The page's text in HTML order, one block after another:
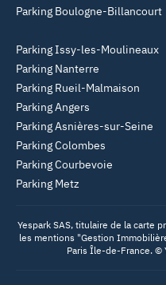
Parking Boulogne-Billancourt
Parking Issy-les-Moulineaux
Parking Nanterre
Parking Rueil-Malmaison
Parking Angers
Parking Asnières-sur-Seine
Parking Colombes
Parking Courbevoie
Parking Metz
Yespark SAS, titulaire de la carte
les mentions "Gestion
Paris Île-de-France. ©